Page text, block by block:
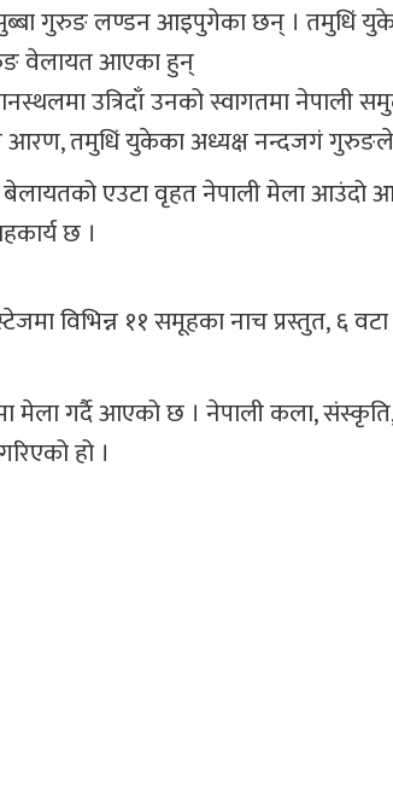
सुब्बा गुरुङ लण्डन आइपुगेका छन् । तमुधिं
वेलायत आएका हुन्
उत्रिदाँ उनको स्वागतमा नेपाली
आरण, तमुधिं युकेका अध्यक्ष नन्दजगं गुरुङले
एउटा वृहत नेपाली मेला आउंदो
छ ।
विभिन्न ११ समूहका नाच प्रस्तुत, ६
गर्दै आएको छ । नेपाली कला,
हो ।